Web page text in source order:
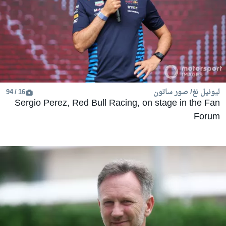
ليونيل نغ/ صور ساتون 16 / 94
Sergio Perez, Red Bull Racing, on stage in the Fan
Forum